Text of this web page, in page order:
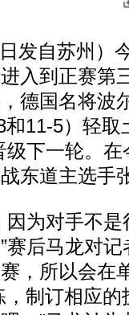
自苏州）
入到正赛第
德国名将波
11-5）轻
下一轮。
东道主选手
为对手不是
赛后马龙对
，所以会在
制订相应的